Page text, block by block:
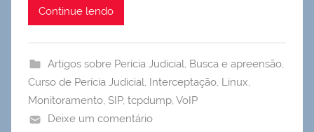
Continue lendo
Artigos sobre Perícia Judicial, Busca e apreensão,
Curso de Perícia Judicial, Interceptação, Linux,
Monitoramento, SIP, tcpdump, VoIP
Deixe um comentário